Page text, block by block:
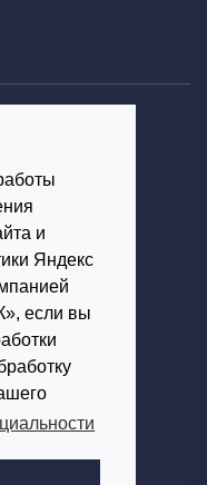
и
Яндекс
если вы
данных
только с
портала